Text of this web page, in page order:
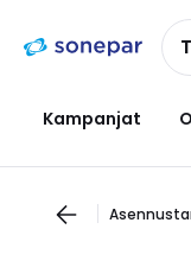
navigointiin
Kampanjat